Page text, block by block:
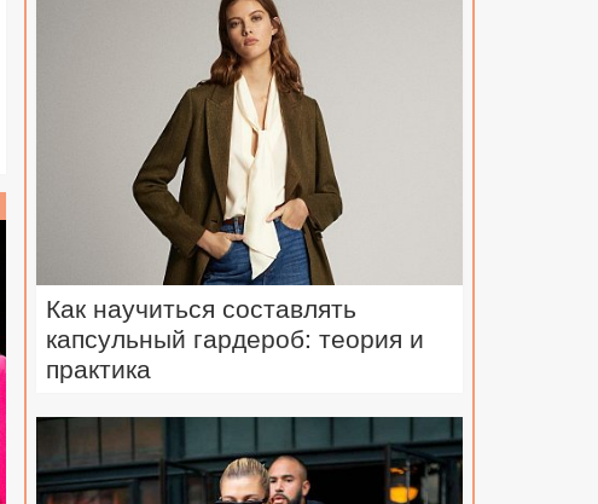
Как научиться составлять
капсульный гардероб: теория и
практика